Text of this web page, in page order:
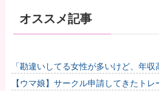
オススメ記事
「勘違いしてる女性が多いけど、年収
す」→共感殺到で拡散 やはりこれが
【ウマ娘】サークル申請してきたトレ